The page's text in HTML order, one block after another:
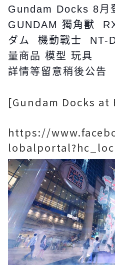
Gundam Docks 8月
GUNDAM 獨角獸
ダム 機動戰士 NT-
量商品 模型 玩具
詳情等留意稍後公告
[Gundam Docks at
https://